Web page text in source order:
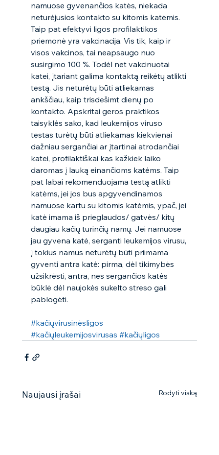
namuose gyvenančios katės, niekada
neturėjusios kontakto su kitomis katėmis.
Taip pat efektyvi ligos profilaktikos
priemonė yra vakcinacija. Vis tik, kaip ir
visos vakcinos, tai neapsaugo nuo
susirgimo 100 %. Todėl net vakcinuotai
katei, įtariant galima kontaktą reikėtų atlikti
testą. Jis neturėtų būti atliekamas
ankščiau, kaip trisdešimt dienų po
kontakto. Apskritai geros praktikos
taisyklės sako, kad leukemijos viruso
testas turėtų būti atliekamas kiekvienai
dažniau sergančiai ar įtartinai atrodančiai
katei, profilaktiškai kas kažkiek laiko
daromas į lauką einančioms katėms. Taip
pat labai rekomenduojama testą atlikti
katėms, jei jos bus apgyvendinamos
namuose kartu su kitomis katėmis, ypač, jei
katė imama iš prieglaudos/ gatvės/ kitų
daugiau kačių turinčių namų. Jei namuose
jau gyvena katė, serganti leukemijos virusu,
į tokius namus neturėtų būti priimama
gyventi antra katė: pirma, dėl tikimybės
užsikrėsti, antra, nes sergančios katės
būklė dėl naujokės sukelto streso gali
pablogėti.
#kačiųvirusinėsligos
#kačiųleukemijosvirusas #kačiųligos
Naujausi įrašai Rodyti viską